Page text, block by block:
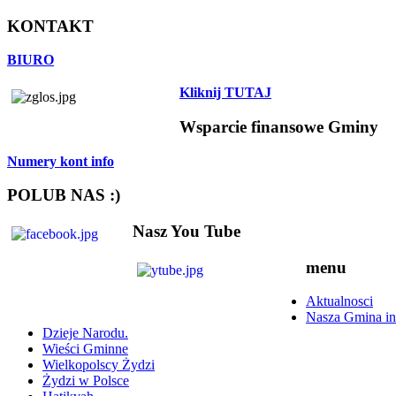
KONTAKT
BIURO
Kliknij TUTAJ
Wsparcie finansowe Gminy
Numery kont info
POLUB NAS :)
Nasz You Tube
menu
Aktualnosci
Nasza Gmina
Dzieje Narodu.
Wieści Gminne
Wielkopolscy Żydzi
Żydzi w Polsce